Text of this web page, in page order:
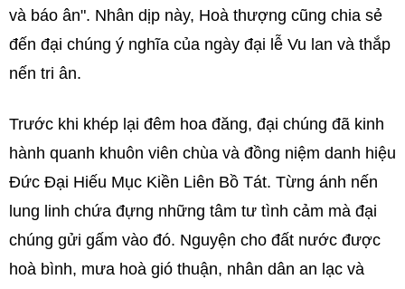
và báo ân". Nhân dịp này, Hoà thượng cũng chia sẻ
đến đại chúng ý nghĩa của ngày đại lễ Vu lan và thắp
nến tri ân.
Trước khi khép lại đêm hoa đăng, đại chúng đã kinh
hành quanh khuôn viên chùa và đồng niệm danh hiệu
Đức Đại Hiếu Mục Kiền Liên Bồ Tát. Từng ánh nến
lung linh chứa đựng những tâm tư tình cảm mà đại
chúng gửi gấm vào đó. Nguyện cho đất nước được
hoà bình, mưa hoà gió thuận, nhân dân an lạc và